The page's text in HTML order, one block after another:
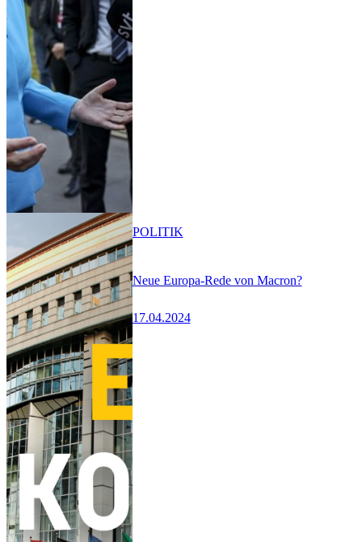
Neue Europa-Rede von Macron?
17.04.2024
POLITIK